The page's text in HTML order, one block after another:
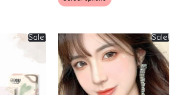
Sale! Sale!